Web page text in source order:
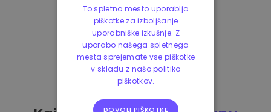
To spletno mesto uporablja
piškotke za izboljšanje
uporabniške izkušnje. Z
uporabo našega spletnega
mesta sprejemate vse piškotke
v skladu z našo politiko
piškotkov.
DOVOLI PIŠKOTKE